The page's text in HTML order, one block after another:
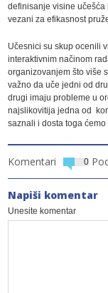
definisanje visine
vezani za efikasnost
Učesnici su skup ocenili
interaktivnim načinom
organizovanjem što više
važno da uče jedni od
drugi imaju probleme u
najslikovitija jedna od
saznali i dosta toga ćemo
Komentari 0
Napiši komentar
Unesite komentar